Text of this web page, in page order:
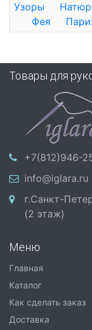
Узоры
Фея
Товары для
+7(812)946-
info@iglara.ru
г.Санкт-
(2 этаж)
Меню
Главная
Каталог
Как сделать заказ
Доставка